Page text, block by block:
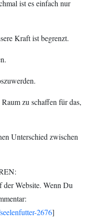
ist es einfach nur
Kraft ist begrenzt.
zu schaffen für das,
Unterschied zwischen
Website. Wenn Du
2676]